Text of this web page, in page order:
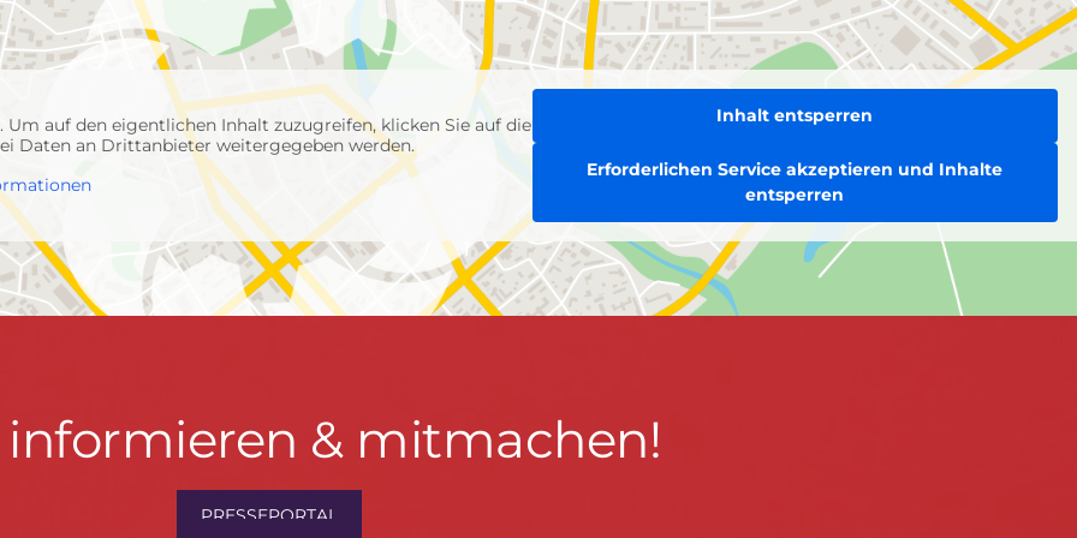
. Um auf den eigentlichen Inhalt zuzugreifen, klicken Sie auf die
Daten an Drittanbieter weitergegeben werden.
Inhalt entsperren
Erforderlichen Service akzeptieren und Inhalte
entsperren
& mitmachen!
PRESSEPORTAL